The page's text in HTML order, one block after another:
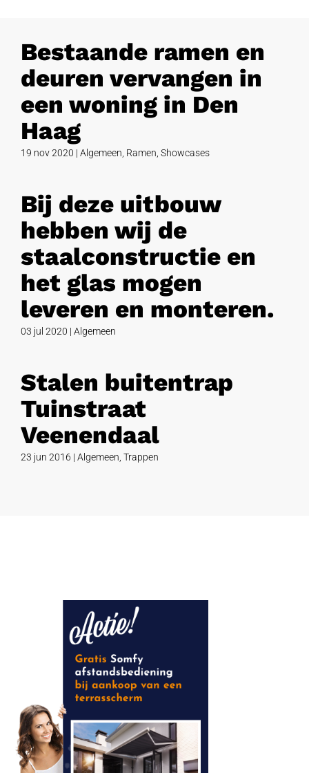
Bestaande ramen en
deuren vervangen in
een woning in Den
Haag
19 nov 2020 | Algemeen Ramen Showcases
Bij deze uitbouw
hebben wij de
staalconstructie en
het glas mogen
leveren en monteren.
03 jul 2020 | Algemeen
Stalen buitentrap
Tuinstraat
Veenendaal
23 jun 2016 | Algemeen Trappen